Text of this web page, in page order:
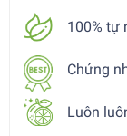
100% tự
Chứng
Luôn